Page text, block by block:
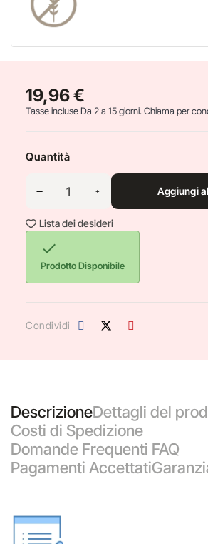
19,96 €
Tasse incluseDa 2 a 15 giorni. Chiama per
Quantità
Aggiungi
Lista dei desideri

Prodotto Disponibile
Condividi
DescrizioneDettagli del
Costi di Spedizione
Domande Frequenti FAQ
Pagamenti Accettati